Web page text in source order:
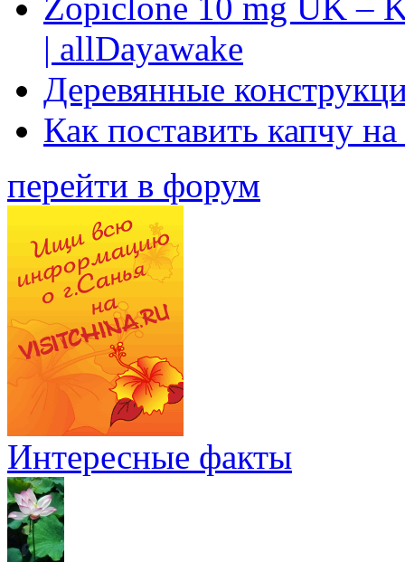
| allDayawake
Деревянные
Как поставить капчу
перейти в форум
Интересные факты